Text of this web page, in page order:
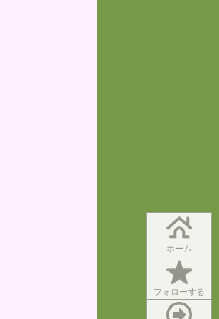
ホーム
フォローする